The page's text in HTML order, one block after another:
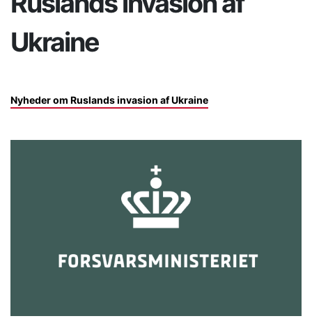
Ukraine
Nyheder om Ruslands invasion af Ukraine